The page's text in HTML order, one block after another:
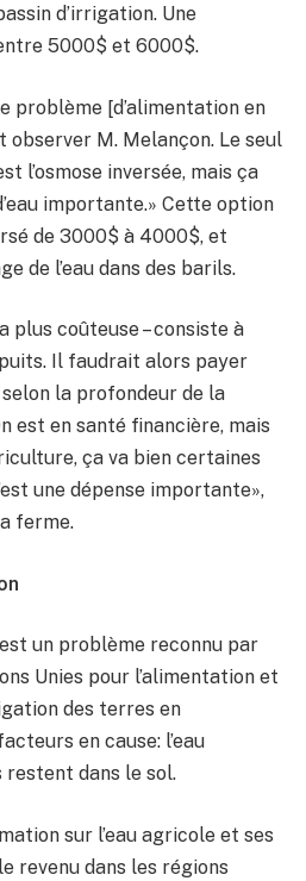
d’irrigation. Une
5000$ et 6000$.
problème [d’alimentation en
observer M. Melançon. Le seul
l’osmose inversée, mais ça
importante.» Cette option
de 3000$ à 4000$, et
de l’eau dans des barils.
plus coûteuse – consiste à
Il faudrait alors payer
la profondeur de la
est en santé financière, mais
ça va bien certaines
une dépense importante»,
ferme.
est un problème reconnu par
Unies pour l’alimentation et
des terres en
en cause: l’eau
restent dans le sol.
sur l’eau agricole et ses
revenu dans les régions